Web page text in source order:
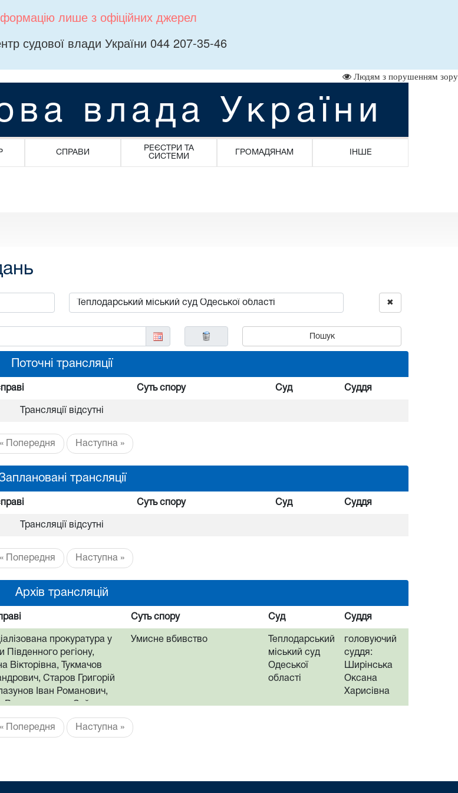
лише з офіційних джерел
судової влади України 044 207-35-46
Людям з порушенням зору
влада України
СПРАВИ
РЕЄСТРИ ТА
СИСТЕМИ
ГРОМАДЯНАМ ІНШЕ
✖
Пошук
Поточні трансляції
Суть спору Суд Суддя
Трансляції відсутні
« Попередня Наступна »
трансляції
Суть спору Суд Суддя
Трансляції відсутні
« Попередня Наступна »
Архів трансляцій
Суть спору Суд Суддя
прокуратура у
Південного регіону,
Вікторівна, Тукмачов
Старов Григорій
Іван Романович,
Вячеславович, Зайцев
Богатир Віктор
Кірєєв Кірілл Павлович,
Умисне вбивство
Теплодарський
міський суд
Одеської
області
головуючий
суддя:
Ширінська
Оксана
Харисівна
« Попередня Наступна »